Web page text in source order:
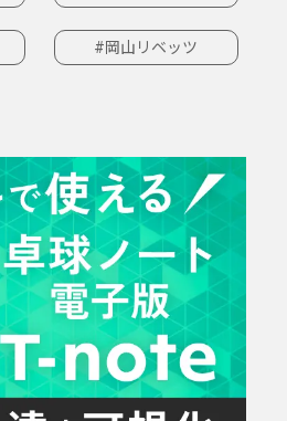
#岡山リベッツ